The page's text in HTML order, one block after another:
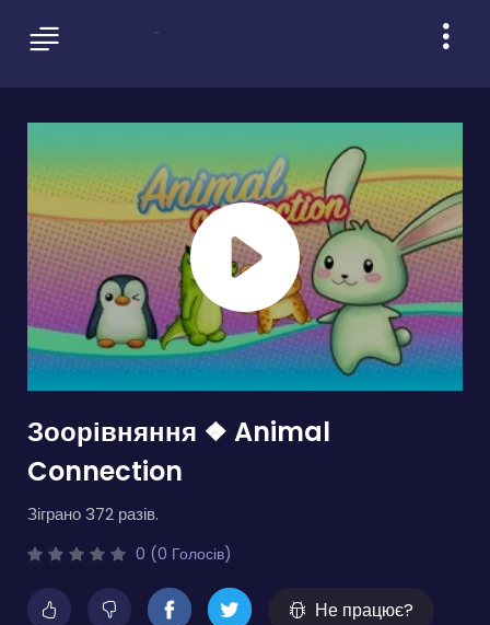
Зоорівняння ❖ Animal
Connection
Зіграно 372 разів.
0 (0 Голосів)
Не працює?